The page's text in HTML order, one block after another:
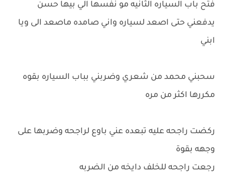
فتح باب السياره الثانيه مو نفسها الي بيها حسن
يدفعني حتى اصعد لسياره واني صامده ماصعد الى ويا
ابني
سحبني محمد من شعري وضربني بباب السياره بقوه
مكررها اكثر من مره
ركضت راجحه عليه تبعده عني باوع لراجحه وضربها على
وجهه بقوة
رجعت راجحه للخلف دايخه من الضربه